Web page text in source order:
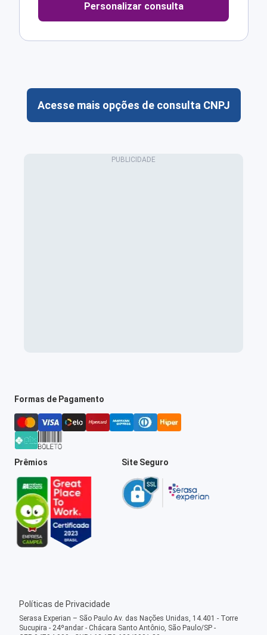
Personalizar consulta
Acesse mais opções de consulta CNPJ
Formas de Pagamento
Prêmios Site Seguro
Políticas de Privacidade
Serasa Experian – São Paulo Av. das Nações Unidas, 14.401 - Torre
Sucupira - 24ºandar - Chácara Santo Antônio, São Paulo/SP -